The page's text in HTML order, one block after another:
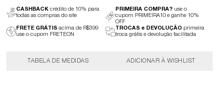
CASHBACK crédito de 10% para
todas as compras do site
PRIMEIRA COMPRA? use o
cupom PRIMEIRA10 e ganhe 10%
OFF
FRETE GRÁTIS acima de R$399
use o cupom FRETEON
TROCAS e DEVOLUÇÃO primeira
troca grátis e devolução facilitada
TABELA DE MEDIDAS